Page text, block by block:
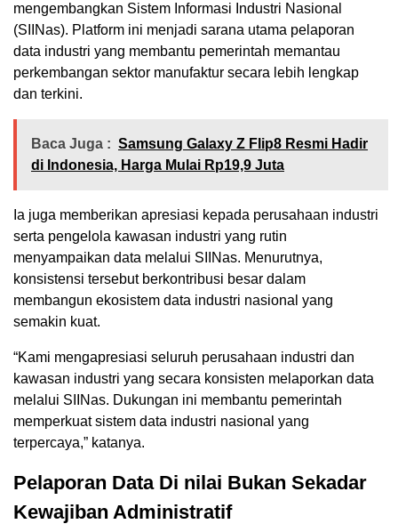
mengembangkan Sistem Informasi Industri Nasional
(SIINas). Platform ini menjadi sarana utama pelaporan
data industri yang membantu pemerintah memantau
perkembangan sektor manufaktur secara lebih lengkap
dan terkini.
Baca Juga : Samsung Galaxy Z Flip8 Resmi Hadir
di Indonesia, Harga Mulai Rp19,9 Juta
Ia juga memberikan apresiasi kepada perusahaan industri
serta pengelola kawasan industri yang rutin
menyampaikan data melalui SIINas. Menurutnya,
konsistensi tersebut berkontribusi besar dalam
membangun ekosistem data industri nasional yang
semakin kuat.
“Kami mengapresiasi seluruh perusahaan industri dan
kawasan industri yang secara konsisten melaporkan data
melalui SIINas. Dukungan ini membantu pemerintah
memperkuat sistem data industri nasional yang
terpercaya,” katanya.
Pelaporan Data Di nilai Bukan Sekadar
Kewajiban Administratif